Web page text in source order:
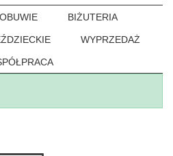
OBUWIE BIŻUTERIA
WYPRZEDAŻ